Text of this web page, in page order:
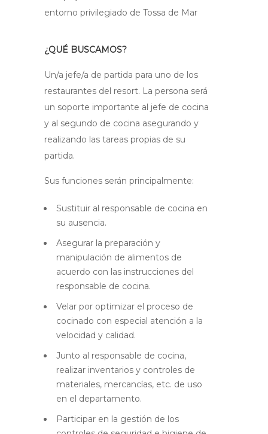
entorno privilegiado de Tossa de Mar
¿QUÉ BUSCAMOS?
Un/a jefe/a de partida para uno de los
restaurantes del resort. La persona será
un soporte importante al jefe de cocina
y al segundo de cocina asegurando y
realizando las tareas propias de su
partida.
Sus funciones serán principalmente:
Sustituir al responsable de cocina en
su ausencia.
Asegurar la preparación y
manipulación de alimentos de
acuerdo con las instrucciones del
responsable de cocina.
Velar por optimizar el proceso de
cocinado con especial atención a la
velocidad y calidad.
Junto al responsable de cocina,
realizar inventarios y controles de
materiales, mercancías, etc. de uso
en el departamento.
Participar en la gestión de los